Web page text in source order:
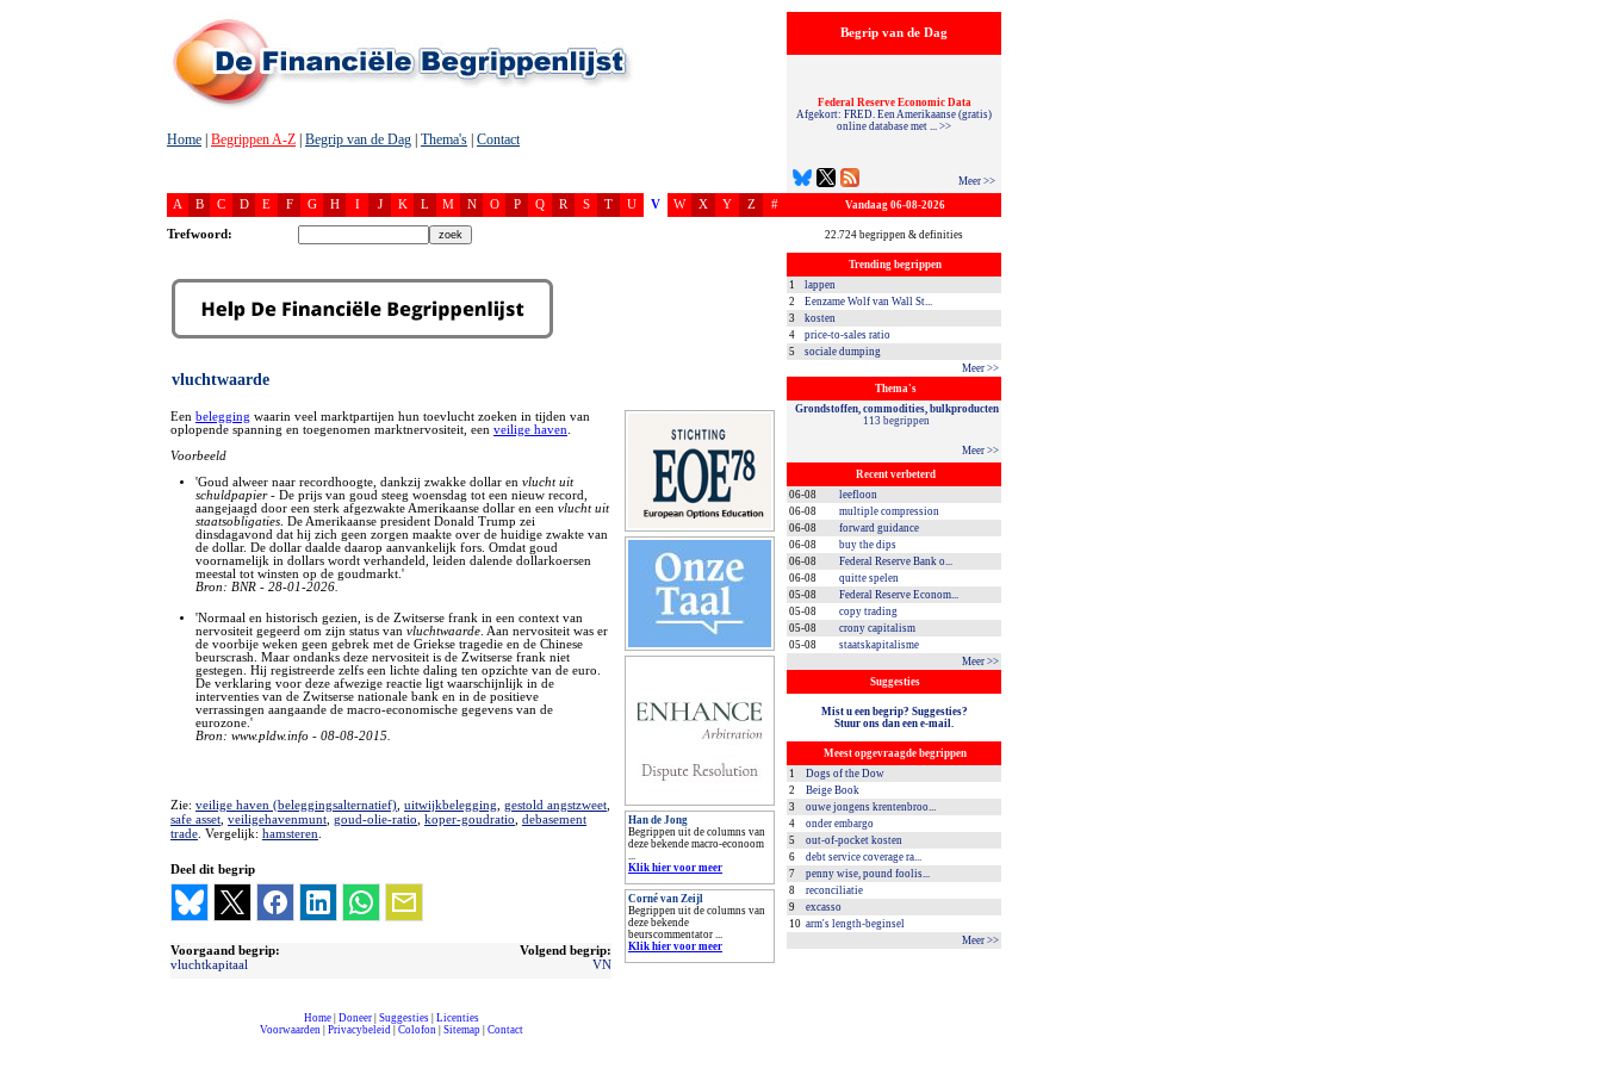
Home Begrippen A-Z Begrip van de Dag Thema's Contact
A B C D E F G H I J K L M N O P Q R S T U V W X Y Z #
Trefwoord:
Begrip van de Dag
Meer >>
Federal Reserve Economic Data
Afgekort: FRED. Een Amerikaanse (gratis)
online database met ... >>
Vandaag 06-08-2026
22.724 begrippen & definities
Trending begrippen
1
lappen
2
Eenzame Wolf van Wall St...
3
kosten
4
price-to-sales ratio
5
sociale dumping
Meer >>
Thema's
Grondstoffen, commodities, bulkproducten
113 begrippen
Meer >>
Recent verbeterd
06-08
leefloon
06-08
multiple compression
06-08
forward guidance
06-08
buy the dips
06-08
Federal Reserve Bank o...
06-08
quitte spelen
05-08
Federal Reserve Econom...
05-08
copy trading
05-08
crony capitalism
05-08
staatskapitalisme
Meer >>
Suggesties
Mist u een begrip? Suggesties?
Stuur ons dan een e-mail.
Meest opgevraagde begrippen
1
Dogs of the Dow
2
Beige Book
3
ouwe jongens krentenbroo...
4
onder embargo
5
out-of-pocket kosten
6
debt service coverage ra...
7
penny wise, pound foolis...
8
reconciliatie
9
excasso
10 arm's length-beginsel
Meer >>
vluchtwaarde
Een belegging waarin veel marktpartijen hun toevlucht zoeken in tijden van
oplopende spanning en toegenomen marktnervositeit, een veilige haven
Voorbeeld
'Goud alweer naar recordhoogte, dankzij zwakke dollar envlucht uit
schuldpapier- De prijs van goud steeg woensdag tot een nieuw record,
aangejaagd door een sterk afgezwakte Amerikaanse dollar en eenvlucht uit
staatsobligaties . De Amerikaanse president Donald Trump zei
dinsdagavond dat hij zich geen zorgen maakte over de huidige zwakte van
de dollar. De dollar daalde daarop aanvankelijk fors. Omdat goud
voornamelijk in dollars wordt verhandeld, leiden dalende dollarkoersen
meestal tot winsten op de goudmarkt.'
Bron: BNR - 28-01-2026.
'Normaal en historisch gezien, is de Zwitserse frank in een context van
nervositeit gegeerd om zijn status vanvluchtwaarde. Aan nervositeit was er
de voorbije weken geen gebrek met de Griekse tragedie en de Chinese
beurscrash. Maar ondanks deze nervositeit is de Zwitserse frank niet
gestegen. Hij registreerde zelfs een lichte daling ten opzichte van de euro.
De verklaring voor deze afwezige reactie ligt waarschijnlijk in de
interventies van de Zwitserse nationale bank en in de positieve
verrassingen aangaande de macro-economische gegevens van de
eurozone.'
Bron: www.pldw.info - 08-08-2015.
Zie: veilige haven (beleggingsalternatief) uitwijkbelegging gestold angstzweet
safe asset veiligehavenmunt goud-olie-ratio koper-goudratio debasement
trade . Vergelijk: hamsteren
Deel dit begrip
Voorgaand begrip:
vluchtkapitaal
Volgend begrip:
VN
Home| Doneer| Suggesties| Licenties
Voorwaarden
Privacybeleid Colofon Sitemap| Contact
Han de Jong
Begrippen uit de columns van
deze bekende macro-econoom
...
Klik hier voor meer
Corné van Zeijl
Begrippen uit de columns van
deze bekende
beurscommentator ...
Klik hier voor meer